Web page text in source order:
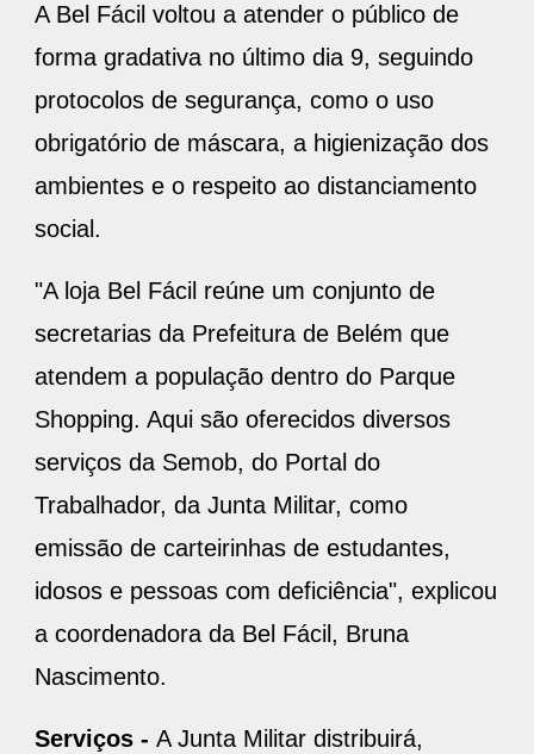
A Bel Fácil voltou a atender o público de
forma gradativa no último dia 9, seguindo
protocolos de segurança, como o uso
obrigatório de máscara, a higienização dos
ambientes e o respeito ao distanciamento
social.
"A loja Bel Fácil reúne um conjunto de
secretarias da Prefeitura de Belém que
atendem a população dentro do Parque
Shopping. Aqui são oferecidos diversos
serviços da Semob, do Portal do
Trabalhador, da Junta Militar, como
emissão de carteirinhas de estudantes,
idosos e pessoas com deficiência", explicou
a coordenadora da Bel Fácil, Bruna
Nascimento.
Serviços - A Junta Militar distribuirá,